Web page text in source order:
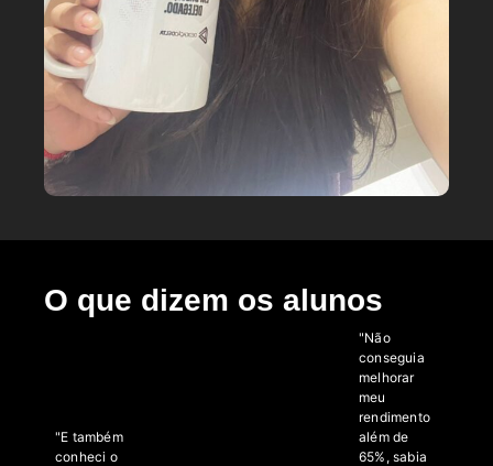
O que dizem os alunos
"E também
conheci o
"Não
conseguia
melhorar
meu
rendimento
além de
65%, sabia